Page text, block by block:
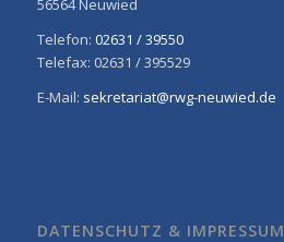
56564 Neuwied
Telefon: 02631 / 39550
Telefax: 02631 / 395529
E-Mail: sekretariat@rwg-neuwied.de
DATENSCHUTZ & IMPRESSUM